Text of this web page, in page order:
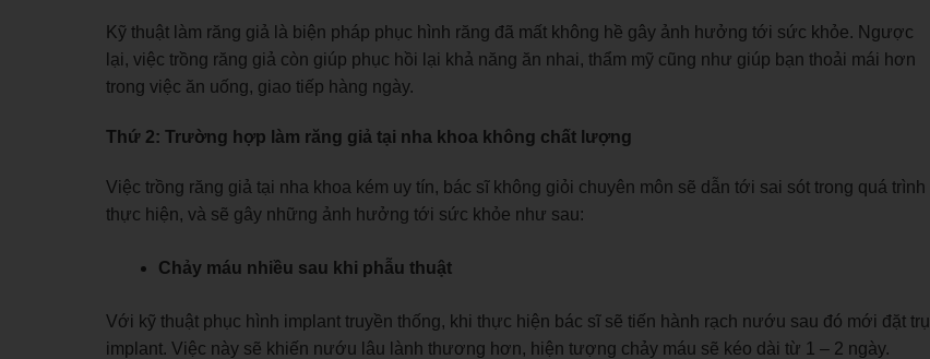
Kỹ thuật làm răng giả là biện pháp phục hình răng đã mất không hề gây ảnh hưởng tới sức khỏe. Ngược
lại, việc trồng răng giả còn giúp phục hồi lại khả năng ăn nhai, thẩm mỹ cũng như giúp bạn thoải mái hơn
trong việc ăn uống, giao tiếp hàng ngày.
Thứ 2: Trường hợp làm răng giả tại nha khoa không chất lượng
Việc trồng răng giả tại nha khoa kém uy tín, bác sĩ không giỏi chuyên môn sẽ dẫn tới sai sót trong quá trình
thực hiện, và sẽ gây những ảnh hưởng tới sức khỏe như sau:
Chảy máu nhiều sau khi phẫu thuật
Với kỹ thuật phục hình implant truyền thống, khi thực hiện bác sĩ sẽ tiến hành rạch nướu sau đó mới đặt trụ
implant. Việc này sẽ khiến nướu lâu lành thương hơn, hiện tượng chảy máu sẽ kéo dài từ 1 – 2 ngày.